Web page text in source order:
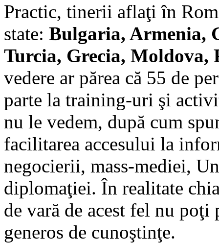
Practic, tinerii aflaţi în
state: Bulgaria, Armenia,
Turcia, Grecia, Moldova,
vedere ar părea că 55 de
parte la training-uri şi
nu le vedem, după cum
facilitarea accesului la
negocierii, mass-mediei,
diplomaţiei. În realitate
de vară de acest fel nu poţi
generos de cunoştinţe.